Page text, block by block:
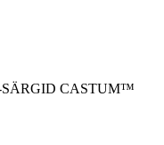
SÄRGID CASTUM™